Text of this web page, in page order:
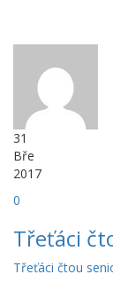
31
Bře
2017
0
Třeťáci
Třeťáci čtou